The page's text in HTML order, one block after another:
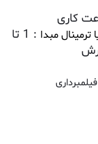
مبدا
: 1 تا